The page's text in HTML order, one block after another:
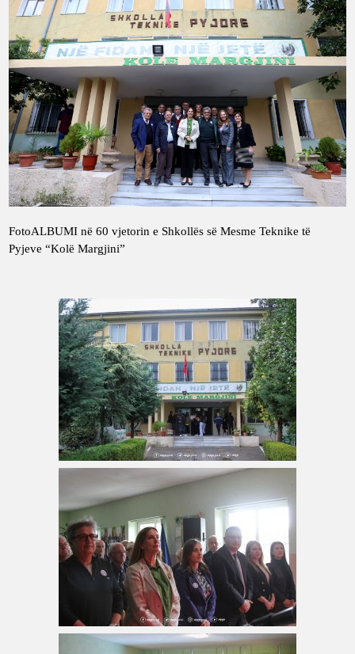
FotoALBUMI në 60 vjetorin e Shkollës së Mesme Teknike të
Pyjeve “Kolë Margjini”